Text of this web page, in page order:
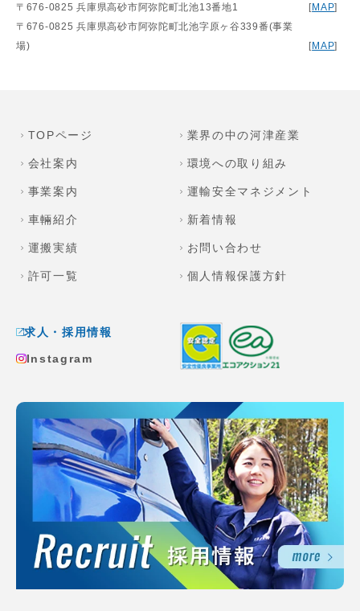
〒676-0825 兵庫県高砂市阿弥陀町北池13番地1 [MAP]
〒676-0825 兵庫県高砂市阿弥陀町北池字原ヶ谷339番(事業
場)
[MAP]
TOPページ
会社案内
事業案内
車輛紹介
運搬実績
許可一覧
業界の中の河津産業
環境への取り組み
運輸安全マネジメント
新着情報
お問い合わせ
個人情報保護方針
求人・採用情報
Instagram